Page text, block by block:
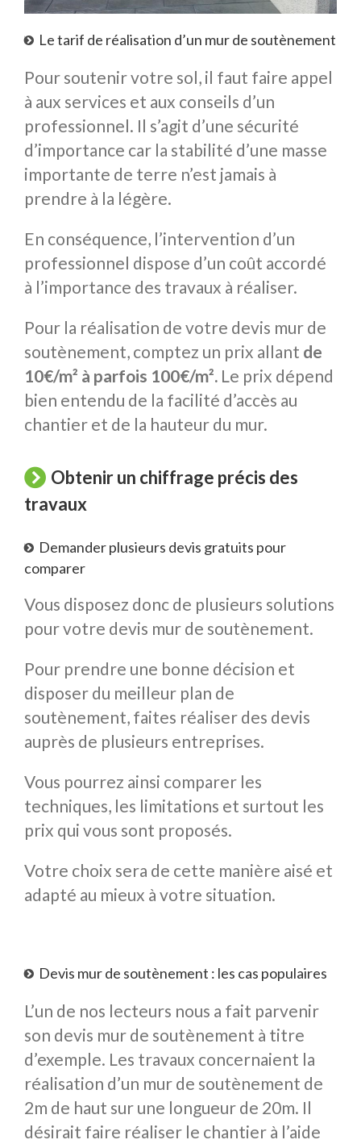
Le tarif de réalisation d’un mur de soutènement
Pour soutenir votre sol, il faut faire appel
à aux services et aux conseils d’un
professionnel. Il s’agit d’une sécurité
d’importance car la stabilité d’une masse
importante de terre n’est jamais à
prendre à la légère.
En conséquence, l’intervention d’un
professionnel dispose d’un coût accordé
à l’importance des travaux à réaliser.
Pour la réalisation de votre devis mur de
soutènement, comptez un prix allant de
10€/m² à parfois 100€/m². Le prix dépend
bien entendu de la facilité d’accès au
chantier et de la hauteur du mur.
Obtenir un chiffrage précis des
travaux
Demander plusieurs devis gratuits pour
comparer
Vous disposez donc de plusieurs solutions
pour votre devis mur de soutènement.
Pour prendre une bonne décision et
disposer du meilleur plan de
soutènement, faites réaliser des devis
auprès de plusieurs entreprises.
Vous pourrez ainsi comparer les
techniques, les limitations et surtout les
prix qui vous sont proposés.
Votre choix sera de cette manière aisé et
adapté au mieux à votre situation.
Devis mur de soutènement : les cas populaires
L’un de nos lecteurs nous a fait parvenir
son devis mur de soutènement à titre
d’exemple. Les travaux concernaient la
réalisation d’un mur de soutènement de
2m de haut sur une longueur de 20m. Il
désirait faire réaliser le chantier à l’aide